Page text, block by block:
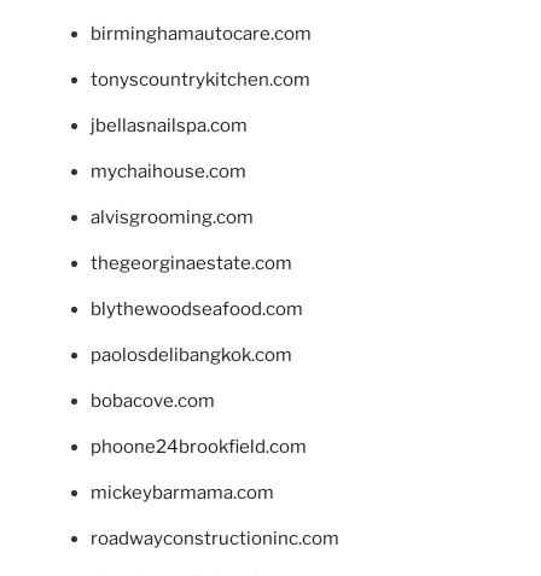
birminghamautocare.com
tonyscountrykitchen.com
jbellasnailspa.com
mychaihouse.com
alvisgrooming.com
thegeorginaestate.com
blythewoodseafood.com
paolosdelibangkok.com
bobacove.com
phoone24brookfield.com
mickeybarmama.com
roadwayconstructioninc.com